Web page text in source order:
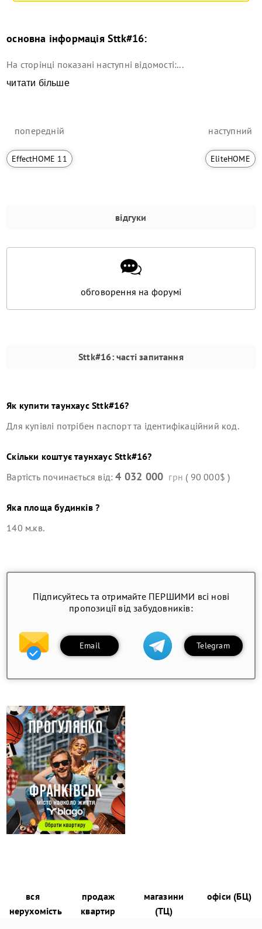
основна інформаціяSttk#16:
На сторінці показані наступні відомості:...
читати більше
попередній
EffectHOME 11
наступний
EliteHOME
відгуки
обговорення на форумі
Sttk#16: часті запитання
Як купититаунхаус Sttk#16?
Для купівлі потрібен паспорт та ідентифікаційний код.
Скільки коштуєтаунхаус Sttk#16?
Вартість починається від:4 032 000 грн ( 90 000$ )
Яка площа будинків ?
140 м.кв.
Підписуйтесь та отримайте ПЕРШИМИ всі нові
пропозиції від забудовників:
Email Telegram
вся
нерухомість
продаж
квартир
магазини
(ТЦ)
офіси (БЦ)